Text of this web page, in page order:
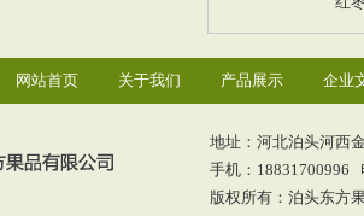
网站首页 关于我们 产品展示 企业
地址：河北泊头河西
手机：18831700996
版权所有：泊头东